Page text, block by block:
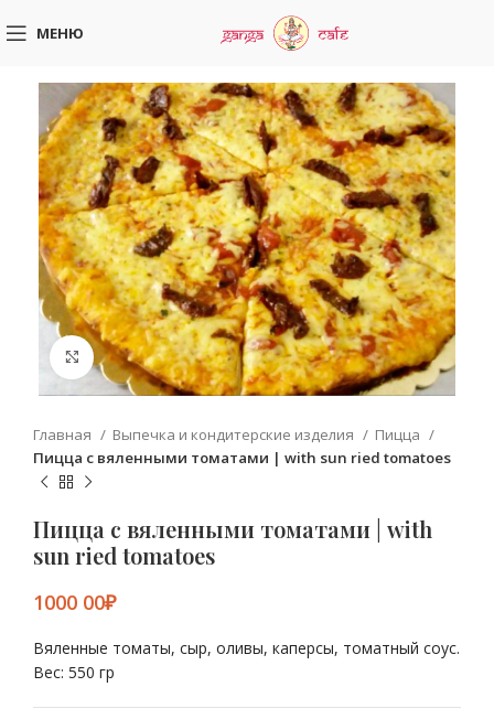
МЕНЮ
Увеличить
Главная Выпечка и кондитерские изделия
Пицца
Пицца с вяленными томатами | with sun ried tomatoes
Пицца с вяленными томатами | with
sun ried tomatoes
₽
Вяленные томаты, сыр, оливы, каперсы, томатный соус.
Вес: 550 гр